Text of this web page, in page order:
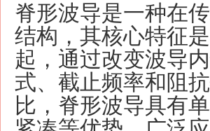
脊形波导是一种在
结构，其核心特征
起，通过改变波导
式、截止频率和阻
比，脊形波导具有